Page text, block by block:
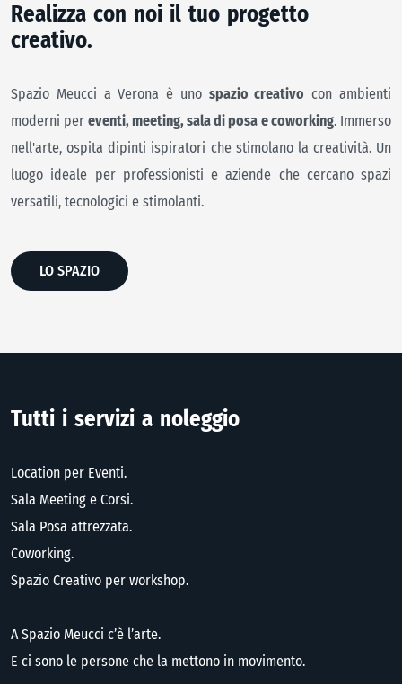
Realizza con noi il tuo progetto
creativo.
Spazio Meucci a Verona è uno spazio creativo con ambienti
moderni per eventi, meeting, sala di posa e coworking. Immerso
nell'arte, ospita dipinti ispiratori che stimolano la creatività. Un
luogo ideale per professionisti e aziende che cercano spazi
versatili, tecnologici e stimolanti.
Tutti i servizi a noleggio
Location per Eventi.
Sala Meeting e Corsi.
Sala Posa attrezzata.
Coworking.
Spazio Creativo per workshop.
A Spazio Meucci c’è l’arte.
E ci sono le persone che la mettono in movimento.